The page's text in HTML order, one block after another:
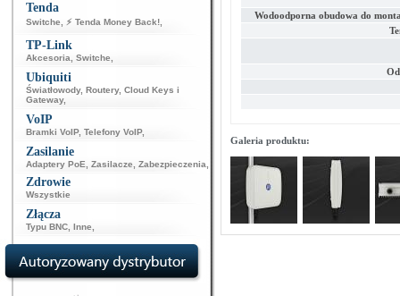
Tenda
Switche ⚡ Tenda Money Back!
TP-Link
Akcesoria Switche
Ubiquiti
Światłowody, Routery, Cloud Keys i
Gateway,
VoIP
Bramki VoIP, Telefony VoIP,
Zasilanie
Adaptery PoE Zasilacze Zabezpieczenia
Zdrowie
Wszystkie
Złącza
Typu BNC Inne
Wodoodporna obudowa do
Galeria produktu: